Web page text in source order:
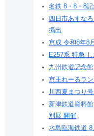
名鉄 8・8・8
四日市あすな
掲出
京成 令和8年8
E257系 特急
九州鉄道記念
京王れーるラ
川西夏まつり
新津鉄道資料
別展 開催
水島臨海鉄道